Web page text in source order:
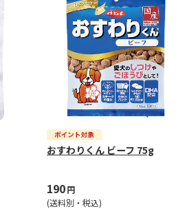
おすわりくん ビーフ 75g
190円
(送料別・税込)